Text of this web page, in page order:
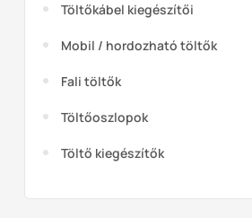
Töltőkábel kiegészítői
Mobil / hordozható töltők
Fali töltők
Töltőoszlopok
Töltő kiegészítők